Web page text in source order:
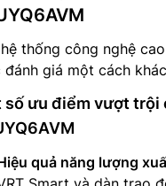
thống công nghệ
đánh giá một cách
số ưu điểm vượt trội
quả năng lượng